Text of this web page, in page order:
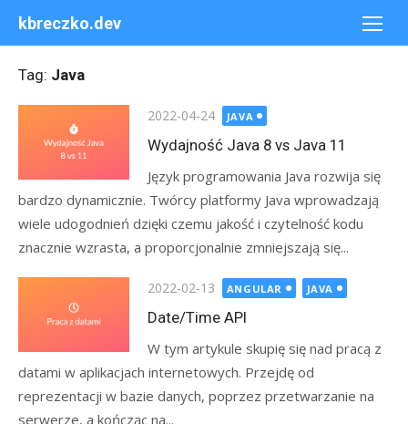
kbreczko.dev
Tag: Java
Posted
on
2022-04-24 JAVA
Wydajność Java 8 vs Java 11
Język programowania Java rozwija się
bardzo dynamicznie. Twórcy platformy Java wprowadzają
wiele udogodnień dzięki czemu jakość i czytelność kodu
znacznie wzrasta, a proporcjonalnie zmniejszają się...
Posted
on
2022-02-13 ANGULAR JAVA
Date/Time API
W tym artykule skupię się nad pracą z
datami w aplikacjach internetowych. Przejdę od
reprezentacji w bazie danych, poprzez przetwarzanie na
serwerze, a kończąc na...